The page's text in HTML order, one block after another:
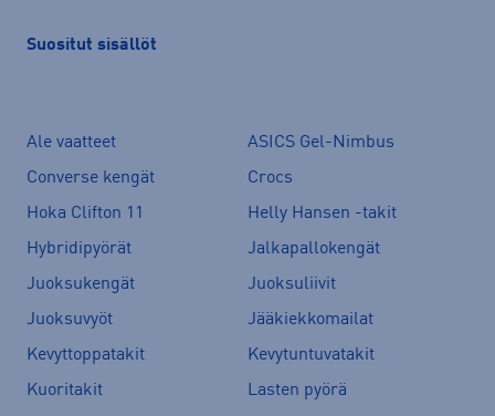
Suositut sisällöt
Ale vaatteet
ASICS Gel-Nimbus
Converse kengät
Crocs
Hoka Clifton 11
Helly Hansen -takit
Hybridipyörät
Jalkapallokengät
Juoksukengät
Juoksuliivit
Juoksuvyöt
Jääkiekkomailat
Kevyttoppatakit
Kevytuntuvatakit
Kuoritakit
Lasten pyörä